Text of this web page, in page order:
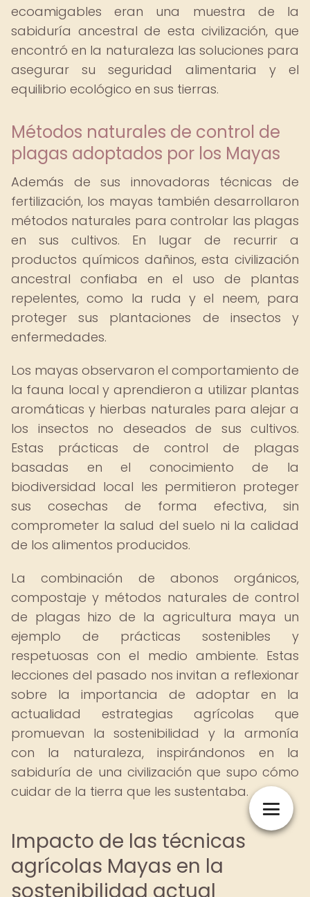
ecoamigables eran una muestra de la
sabiduría ancestral de esta civilización, que
encontró en la naturaleza las soluciones para
asegurar su seguridad alimentaria y el
equilibrio ecológico en sus tierras.
Métodos naturales de control de
plagas adoptados por los Mayas
Además de sus innovadoras técnicas de
fertilización, los mayas también desarrollaron
métodos naturales para controlar las plagas
en sus cultivos. En lugar de recurrir a
productos químicos dañinos, esta civilización
ancestral confiaba en el uso de plantas
repelentes, como la ruda y el neem, para
proteger sus plantaciones de insectos y
enfermedades.
Los mayas observaron el comportamiento de
la fauna local y aprendieron a utilizar plantas
aromáticas y hierbas naturales para alejar a
los insectos no deseados de sus cultivos.
Estas prácticas de control de plagas
basadas en el conocimiento de la
biodiversidad local les permitieron proteger
sus cosechas de forma efectiva, sin
comprometer la salud del suelo ni la calidad
de los alimentos producidos.
La combinación de abonos orgánicos,
compostaje y métodos naturales de control
de plagas hizo de la agricultura maya un
ejemplo de prácticas sostenibles y
respetuosas con el medio ambiente. Estas
lecciones del pasado nos invitan a reflexionar
sobre la importancia de adoptar en la
actualidad estrategias agrícolas que
promuevan la sostenibilidad y la armonía
con la naturaleza, inspirándonos en la
sabiduría de una civilización que supo cómo
cuidar de la tierra que les sustentaba.
Impacto de las técnicas
agrícolas Mayas en la
sostenibilidad actual